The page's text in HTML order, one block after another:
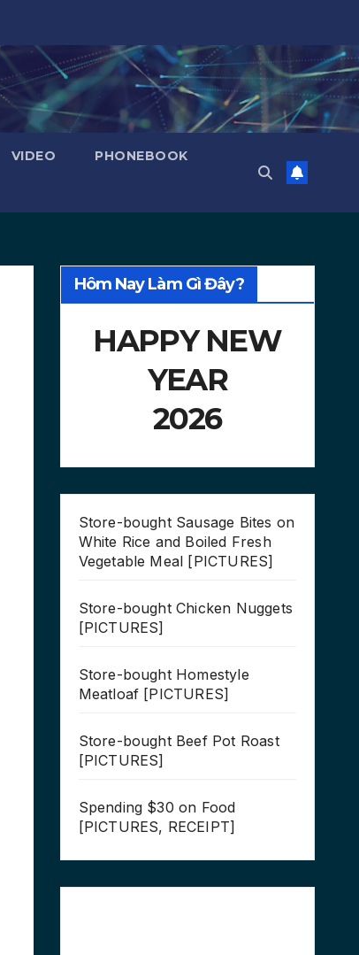
VIDEO PHONEBOOK
Hôm Nay Làm Gì Đây?
HAPPY NEW
YEAR
2026
Store-bought Sausage Bites on
White Rice and Boiled Fresh
Vegetable Meal [PICTURES]
Store-bought Chicken Nuggets
[PICTURES]
Store-bought Homestyle
Meatloaf [PICTURES]
Store-bought Beef Pot Roast
[PICTURES]
Spending $30 on Food
[PICTURES, RECEIPT]